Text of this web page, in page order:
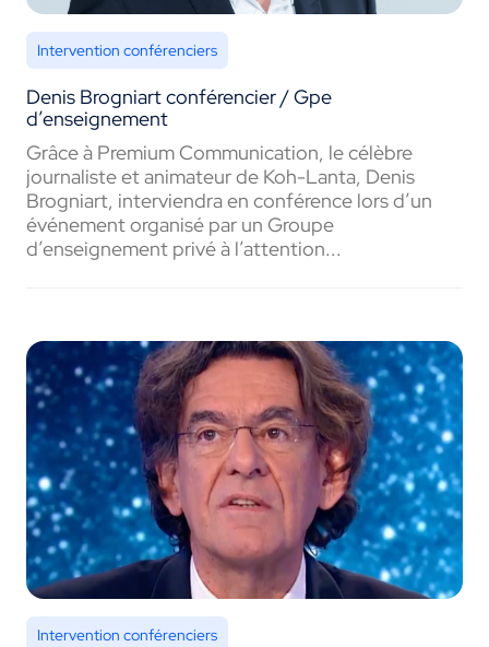
Intervention conférenciers
Denis Brogniart conférencier / Gpe
d’enseignement
Grâce à Premium Communication, le célèbre
journaliste et animateur de Koh-Lanta, Denis
Brogniart, interviendra en conférence lors d’un
événement organisé par un Groupe
d’enseignement privé à l’attention...
Intervention conférenciers